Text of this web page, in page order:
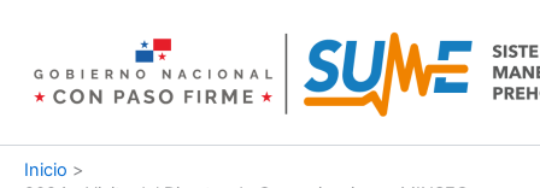
contenido
Inicio